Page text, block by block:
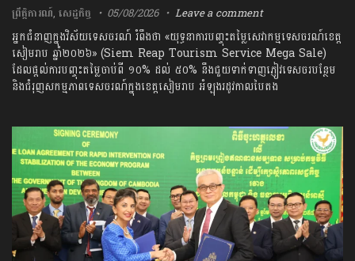
ព្រឹត្តិការណ៍,សេដ្ឋកិច្ច 05/08/2026 Leave a comment
អ្នកជំនាញ​ក្នុង​វិស័យ​ទេសចរណ៍​ ​រំពឹង​ថា​ ​«​យុទ្ធនាការ​បញ្ចុះ​តម្លៃ​សេវាកម្ម​ទេសចរណ៍​ខេត្ត​
សៀមរាប ​ឆ្នាំ​២០២៦​» ​(​Siem​ ​Reap​ ​Tourism​ ​Service​ ​Mega​ ​Sale​) ​
ដែល​ផ្តល់​ការ​បញ្ចុះ​តម្លៃ​ចាប់ពី​ ​១០​% ​ដល់​ ​៥០​% ​នឹង​ជួយ​ទាក់ទាញ​ភ្ញៀវ​ទេសចរ​បន្ថែម​
និង​ជំរុញ​សកម្មភាព​ទេសចរណ៍​ក្នុង​ខេត្ត​សៀមរាប​ ​អំឡុង​រដូវកាល​បៃតង